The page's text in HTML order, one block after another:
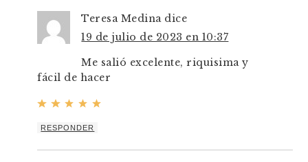
Teresa Medina dice
19 de julio de 2023 en 10:37
Me salió excelente, riquisima y
fácil de hacer
RESPONDER